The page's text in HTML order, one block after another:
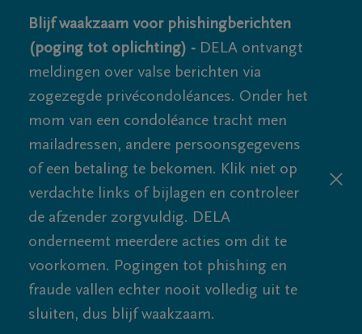
Blijf waakzaam voor phishingberichten
(poging tot oplichting) - DELA ontvangt
meldingen over valse berichten via
zogezegde privécondoléances. Onder het
mom van een condoléance tracht men
mailadressen, andere persoonsgegevens
of een betaling te bekomen. Klik niet op
verdachte links of bijlagen en controleer
de afzender zorgvuldig. DELA
onderneemt meerdere acties om dit te
voorkomen. Pogingen tot phishing en
fraude vallen echter nooit volledig uit te
sluiten, dus blijf waakzaam.